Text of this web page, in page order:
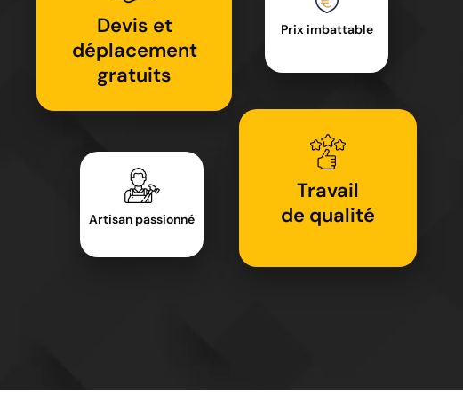
Devis et
déplacement
gratuits
Artisan passionné
Prix imbattable
Travail
de qualité